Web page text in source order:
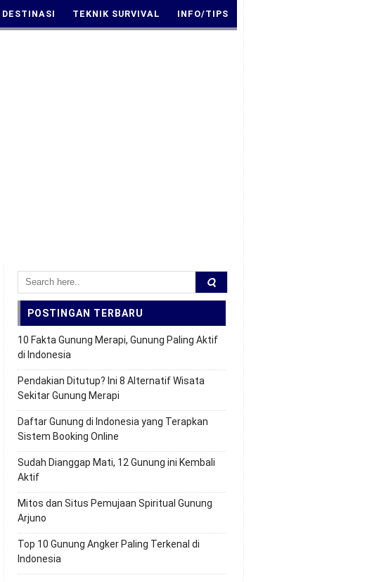
DESTINASI TEKNIK SURVIVAL INFO/TIPS
POSTINGAN TERBARU
10 Fakta Gunung Merapi, Gunung Paling Aktif
di Indonesia
Pendakian Ditutup? Ini 8 Alternatif Wisata
Sekitar Gunung Merapi
Daftar Gunung di Indonesia yang Terapkan
Sistem Booking Online
Sudah Dianggap Mati, 12 Gunung ini Kembali
Aktif
Mitos dan Situs Pemujaan Spiritual Gunung
Arjuno
Top 10 Gunung Angker Paling Terkenal di
Indonesia